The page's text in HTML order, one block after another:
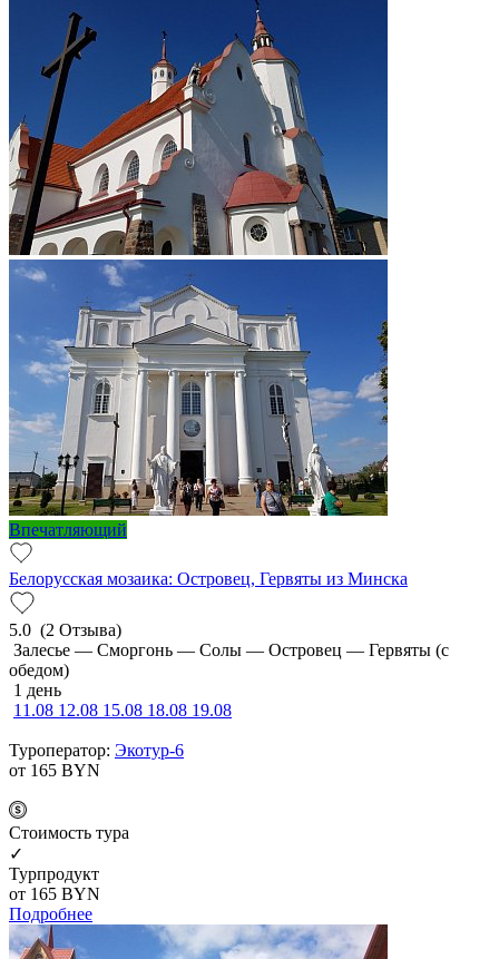
Впечатляющий
Белорусская мозаика: Островец, Гервяты из Минска
5.0 (2 Отзыва)
Залесье — Сморгонь — Солы — Островец — Гервяты (с
обедом)
1 день
11.08 12.08 15.08 18.08 19.08
Туроператор: Экотур-6
от 165 BYN
Cтоимость тура
✓
Турпродукт
от 165 BYN
Подробнее